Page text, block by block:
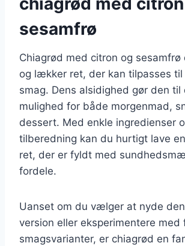
sesamfrø
Chiagrød med citron og sesamfrø
og lækker ret, der kan tilpasses til
smag. Dens alsidighed gør den til
mulighed for både morgenmad,
dessert. Med enkle ingredienser
tilberedning kan du hurtigt lave
ret, der er fyldt med
fordele.
Uanset om du vælger at nyde
version eller eksperimentere med
smagsvarianter, er chiagrød en